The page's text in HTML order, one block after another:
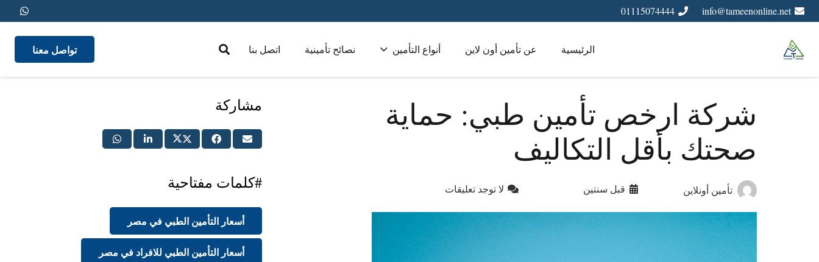
info@tameenonline.net
01115074444
الرئيسية عن تأمين أون لاين أنواع التأمين نصائح تأمينية اتصل بنا تواصل معنا
شركة ارخص تأمين طبي: حماية
صحتك بأقل التكاليف
تأمين أونلاين قبل سنتين لا توجد تعليقات
مشاركة
#كلمات مفتاحية
أسعار التأمين الطبي في مصر
أسعار التأمين الطبي للافراد في مصر